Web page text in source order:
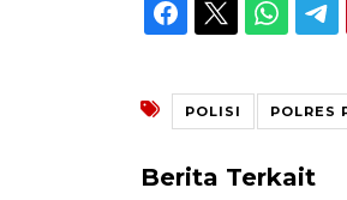
POLISI POLRES
Berita Terkait